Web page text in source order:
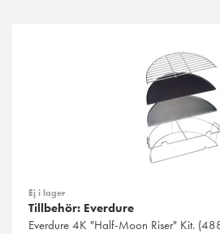
Ej i lager
Tillbehör: Everdure
Everdure 4K "Half-Moon Riser" Kit.